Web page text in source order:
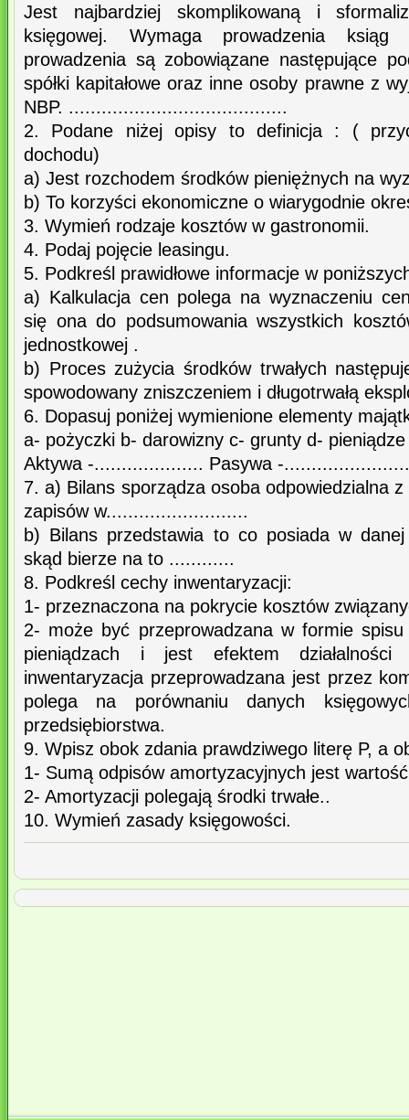
Jest najbardziej skomplikowaną i
księgowej. Wymaga prowadzenia
prowadzenia są zobowiązane następujące
spółki kapitałowe oraz inne osoby prawne z
NBP. ........................................
2. Podane niżej opisy to definicja : (
dochodu)
a) Jest rozchodem środków pieniężnych na
b) To korzyści ekonomiczne o wiarygodnie
3. Wymień rodzaje kosztów w gastronomii.
4. Podaj pojęcie leasingu.
5. Podkreśl prawidłowe informacje w
a) Kalkulacja cen polega na wyznaczeniu
się ona do podsumowania wszystkich
jednostkowej .
b) Proces zużycia środków trwałych
spowodowany zniszczeniem i długotrwałą
6. Dopasuj poniżej wymienione elementy
a- pożyczki b- darowizny c- grunty d-
Aktywa -.................... Pasywa -
7. a) Bilans sporządza osoba odpowiedzialna
zapisów w..........................
b) Bilans przedstawia to co posiada w
skąd bierze na to ............
8. Podkreśl cechy inwentaryzacji:
1- przeznaczona na pokrycie kosztów
2- może być przeprowadzana w formie
pieniądzach i jest efektem
inwentaryzacja przeprowadzana jest przez
polega na porównaniu danych
przedsiębiorstwa.
9. Wpisz obok zdania prawdziwego literę P, a
1- Sumą odpisów amortyzacyjnych jest
2- Amortyzacji polegają środki trwałe..
10. Wymień zasady księgowości.